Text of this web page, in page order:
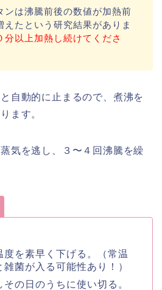
ンは沸騰前後の数値が加熱前
えたという研究結果がありま
分以上加熱し続けてくださ
自動的に止まるので、煮沸を
ます。
気を逃し、３〜４回沸騰を繰
度を素早く下げる。（常温
雑菌が入る可能性あり！）
の日のうちに使い切る。